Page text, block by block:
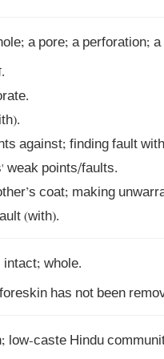
a pore; a perforation;
(with).
has not been
low-caste Hindu